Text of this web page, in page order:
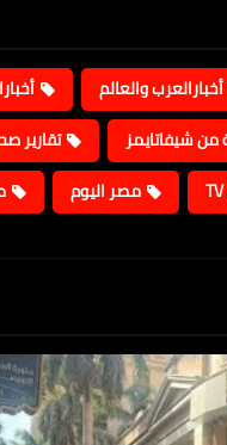
أخبارالعرب والعالم
من شيفاتايمز تقارير
مصر اليوم